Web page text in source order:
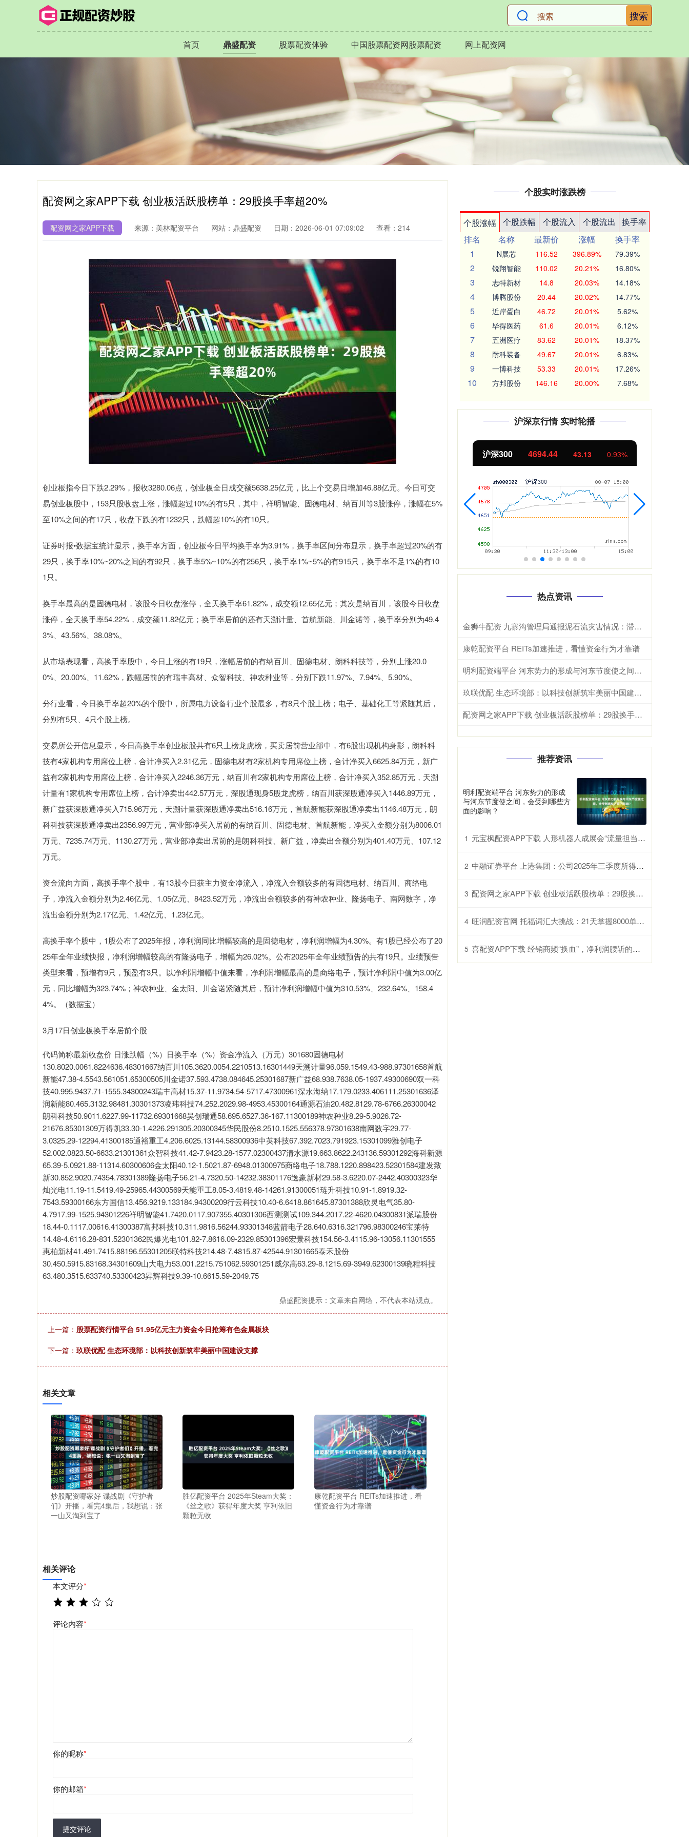
搜索
首页 鼎盛配资 股票配资体验 中国股票配资网股票配资 网上配资网
配资网之家APP下载 创业板活跃股榜单：29股换手率超20%
配资网之家APP下载 来源：美林配资平台 网站：鼎盛配资 日期：2026-06-01 07:09:02 查看：214
创业板指今日下跌2.29%，报收3280.06点，创业板全日成交额5638.25亿元，比上个交易日增加46.88亿元。今日可交
易创业板股中，153只股收盘上涨，涨幅超过10%的有5只，其中，祥明智能、固德电材、纳百川等3股涨停，涨幅在5%
至10%之间的有17只，收盘下跌的有1232只，跌幅超10%的有10只。
证券时报•数据宝统计显示，换手率方面，创业板今日平均换手率为3.91%，换手率区间分布显示，换手率超过20%的有
29只，换手率10%~20%之间的有92只，换手率5%~10%的有256只，换手率1%~5%的有915只，换手率不足1%的有10
1只。
换手率最高的是固德电材，该股今日收盘涨停，全天换手率61.82%，成交额12.65亿元；其次是纳百川，该股今日收盘
涨停，全天换手率54.22%，成交额11.82亿元；换手率居前的还有天溯计量、首航新能、川金诺等，换手率分别为49.4
3%、43.56%、38.08%。
从市场表现看，高换手率股中，今日上涨的有19只，涨幅居前的有纳百川、固德电材、朗科科技等，分别上涨20.0
0%、20.00%、11.62%，跌幅居前的有瑞丰高材、众智科技、神农种业等，分别下跌11.97%、7.94%、5.90%。
分行业看，今日换手率超20%的个股中，所属电力设备行业个股最多，有8只个股上榜；电子、基础化工等紧随其后，
分别有5只、4只个股上榜。
交易所公开信息显示，今日高换手率创业板股共有6只上榜龙虎榜，买卖居前营业部中，有6股出现机构身影，朗科科
技有4家机构专用席位上榜，合计净买入2.31亿元，固德电材有2家机构专用席位上榜，合计净买入6625.84万元，新广
益有2家机构专用席位上榜，合计净买入2246.36万元，纳百川有2家机构专用席位上榜，合计净买入352.85万元，天溯
计量有1家机构专用席位上榜，合计净卖出442.57万元，深股通现身5股龙虎榜，纳百川获深股通净买入1446.89万元，
新广益获深股通净买入715.96万元，天溯计量获深股通净卖出516.16万元，首航新能获深股通净卖出1146.48万元，朗
科科技获深股通净卖出2356.99万元，营业部净买入居前的有纳百川、固德电材、首航新能，净买入金额分别为8006.01
万元、7235.74万元、1130.27万元，营业部净卖出居前的是朗科科技、新广益，净卖出金额分别为401.40万元、107.12
万元。
资金流向方面，高换手率个股中，有13股今日获主力资金净流入，净流入金额较多的有固德电材、纳百川、商络电
子，净流入金额分别为2.46亿元、1.05亿元、8423.52万元，净流出金额较多的有神农种业、隆扬电子、南网数字，净
流出金额分别为2.17亿元、1.42亿元、1.23亿元。
高换手率个股中，1股公布了2025年报，净利润同比增幅较高的是固德电材，净利润增幅为4.30%。有1股已经公布了20
25年全年业绩快报，净利润增幅较高的有隆扬电子，增幅为26.02%。公布2025年全年业绩预告的共有19只。业绩预告
类型来看，预增有9只，预盈有3只。以净利润增幅中值来看，净利润增幅最高的是商络电子，预计净利润中值为3.00亿
元，同比增幅为323.74%；神农种业、金太阳、川金诺紧随其后，预计净利润增幅中值为310.53%、232.64%、158.4
4%。（数据宝）
3月17日创业板换手率居前个股
代码简称最新收盘价 日涨跌幅（%）日换手率（%）资金净流入（万元）301680固德电材
130.8020.0061.8224636.48301667纳百川105.3620.0054.2210513.16301449天溯计量96.059.1549.43-988.97301658首航
新能47.38-4.5543.561051.65300505川金诺37.593.4738.084645.25301687新广益68.938.7638.05-1937.49300690双一科
技40.995.9437.71-1555.34300243瑞丰高材15.37-11.9734.54-5717.47300961深水海纳17.179.0233.406111.25301636泽
润新能80.465.3132.98481.30301373凌玮科技74.252.2029.98-4953.45300164通源石油20.482.8129.78-6766.26300042
朗科科技50.9011.6227.99-11732.69301668昊创瑞通58.695.6527.36-167.11300189神农种业8.29-5.9026.72-
21676.85301309万得凯33.30-1.4226.291305.20300345华民股份8.2510.1525.556378.97301638南网数字29.77-
3.0325.29-12294.41300185通裕重工4.206.6025.13144.58300936中英科技67.392.7023.791923.15301099雅创电子
52.002.0823.50-6633.21301361众智科技41.42-7.9423.28-1577.02300437清水源19.663.8622.243136.59301292海科新源
65.39-5.0921.88-11314.60300606金太阳40.12-1.5021.87-6948.01300975商络电子18.788.1220.898423.52301584建发致
新30.852.9020.74354.78301389隆扬电子56.21-4.7320.50-14232.38301176逸豪新材29.58-3.6220.07-2442.40300323华
灿光电11.19-11.5419.49-25965.44300569天能重工8.05-3.4819.48-14261.91300051琏升科技10.91-1.8919.32-
7543.59300166东方国信13.456.9219.133184.94300209行云科技10.40-6.6418.861645.87301388欣灵电气35.80-
4.7917.99-1525.94301226祥明智能41.7420.0117.907355.40301306西测测试109.344.2017.22-4620.04300831派瑞股份
18.44-0.1117.00616.41300387富邦科技10.311.9816.56244.93301348蓝箭电子28.640.6316.321796.98300246宝莱特
14.48-4.6116.28-831.52301362民爆光电101.82-7.8616.09-2329.85301396宏景科技154.56-3.4115.96-13056.11301555
惠柏新材41.491.7415.88196.55301205联特科技214.48-7.4815.87-42544.91301665泰禾股份
30.450.5915.83168.34301609山大电力53.001.2215.751062.59301251威尔高63.29-8.1215.69-3949.62300139晓程科技
63.480.3515.633740.53300423昇辉科技9.39-10.6615.59-2049.75
鼎盛配资提示：文章来自网络，不代表本站观点。
上一篇： 股票配资行情平台 51.95亿元主力资金今日抢筹有色金属板块
下一篇： 玖联优配 生态环境部：以科技创新筑牢美丽中国建设支撑
相关文章
炒股配资哪家好 谍战剧《守护者
们》开播，看完4集后，我想说：张
一山又淘到宝了
胜亿配资平台 2025年Steam大奖：
《丝之歌》获得年度大奖 亨利依旧
颗粒无收
康乾配资平台 REITs加速推进，看
懂资金行为才靠谱
相关评论
本文评分*
评论内容*
你的昵称*
你的邮箱*
提交评论
个股实时涨跌榜
个股涨幅 个股跌幅 个股流入 个股流出
换手率
排名
名称 最新价 涨幅
换手率
1
N展芯 116.52 396.89% 79.39%
2 锐翔智能 110.02 20.21% 16.80%
3 志特新材 14.8 20.03% 14.18%
4 博腾股份 20.44 20.02% 14.77%
5 近岸蛋白 46.72 20.01% 5.62%
6 毕得医药 61.6 20.01% 6.12%
7 五洲医疗 83.62 20.01% 18.37%
8 耐科装备 49.67 20.01% 6.83%
9 一博科技 53.33 20.01% 17.26%
10 方邦股份 146.16 20.00% 7.68%
沪深京行情 实时轮播
深证成指 14311.01 沪深300 4694.44 43.13 0.93%
热点资讯
金狮牛配资 九寨沟管理局通报泥石流灾害情况：滞留游客有序撤离，无人员伤亡
康乾配资平台 REITs加速推进，看懂资金行为才靠谱
明利配资端平台 河东势力的形成与河东节度使之间，会受到哪些方面的影响？
玖联优配 生态环境部：以科技创新筑牢美丽中国建设支撑
配资网之家APP下载 创业板活跃股榜单：29股换手率超20%
推荐资讯
明利配资端平台 河东势力的形成
与河东节度使之间，会受到哪些方
面的影响？
1 元宝枫配资APP下载 人形机器人成展会“流量担当” 深圳供应链赋能具身智能产业升级
2 中融证券平台 上港集团：公司2025年三季度所得税费用的增长主要是公司的盈利增长
3 配资网之家APP下载 创业板活跃股榜单：29股换手率超20%
4 旺润配资官网 托福词汇大挑战：21天掌握8000单词的方法！
5 喜配资APP下载 经销商频“换血”，净利润腰斩的视源股份赴港求钱